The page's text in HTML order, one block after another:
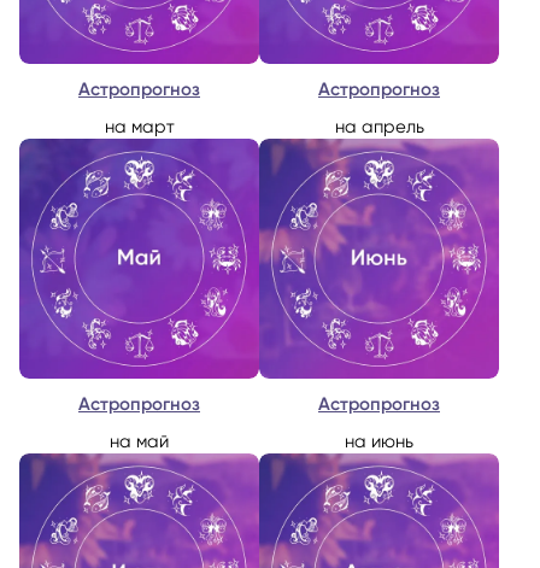
Астропрогноз
на март
Астропрогноз
на апрель
Астропрогноз
на май
Астропрогноз
на июнь